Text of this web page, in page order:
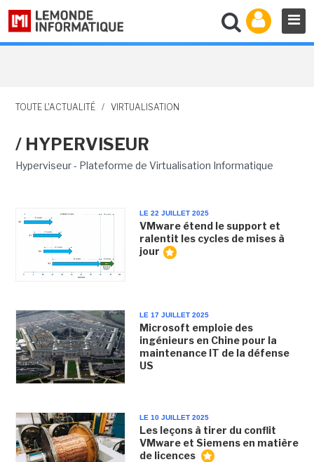
TOUTE L'ACTUALITÉ / VIRTUALISATION
/ HYPERVISEUR
Hyperviseur - Plateforme de Virtualisation Informatique
LE 22 JUILLET 2025
VMware étend le support et
ralentit les cycles de mises à
jour
LE 17 JUILLET 2025
Microsoft emploie des
ingénieurs en Chine pour la
maintenance IT de la défense
US
LE 10 JUILLET 2025
Les leçons à tirer du conflit
VMware et Siemens en matière
de licences